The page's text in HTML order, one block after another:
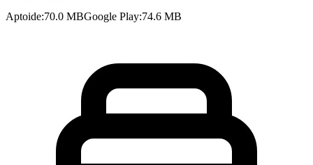
Aptoide:70.0 MBGoogle Play:74.6 MB